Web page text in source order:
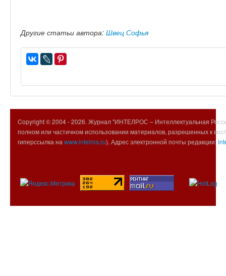
Другие статьи автора: Швец Софья
Copyright © 2004 -2026. Журнал "ИНТЕЛРОС – Интеллектуальная
полном или частичном использовании материалов, разрешенных к
гиперссылка на www.intelros.ru). Адрес электронной почты редакции: